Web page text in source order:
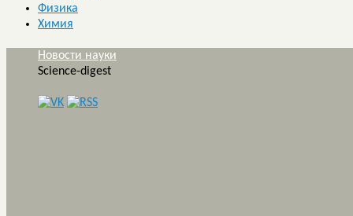
Физика
Химия
Новости науки
Science-digest